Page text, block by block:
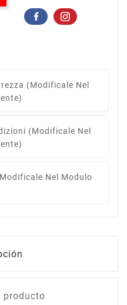
(modificale Nel
(modificale Nel
Nel Modulo
producto